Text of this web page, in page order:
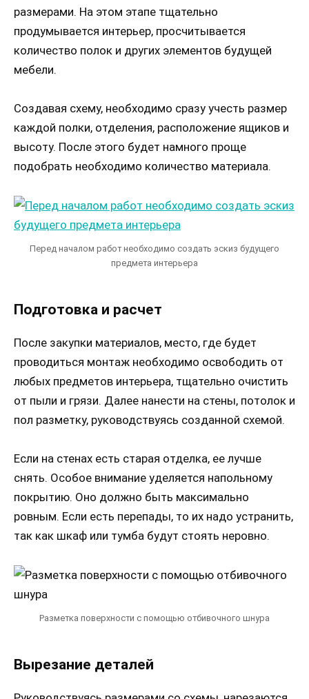
размерами. На этом этапе тщательно
продумывается интерьер, просчитывается
количество полок и других элементов будущей
мебели.
Создавая схему, необходимо сразу учесть размер
каждой полки, отделения, расположение ящиков и
высоту. После этого будет намного проще
подобрать необходимо количество материала.
Перед началом работ необходимо создать эскиз будущего
предмета интерьера
Подготовка и расчет
После закупки материалов, место, где будет
проводиться монтаж необходимо освободить от
любых предметов интерьера, тщательно очистить
от пыли и грязи. Далее нанести на стены, потолок и
пол разметку, руководствуясь созданной схемой.
Если на стенах есть старая отделка, ее лучше
снять. Особое внимание уделяется напольному
покрытию. Оно должно быть максимально
ровным. Если есть перепады, то их надо устранить,
так как шкаф или тумба будут стоять неровно.
Разметка поверхности с помощью отбивочного шнура
Вырезание деталей